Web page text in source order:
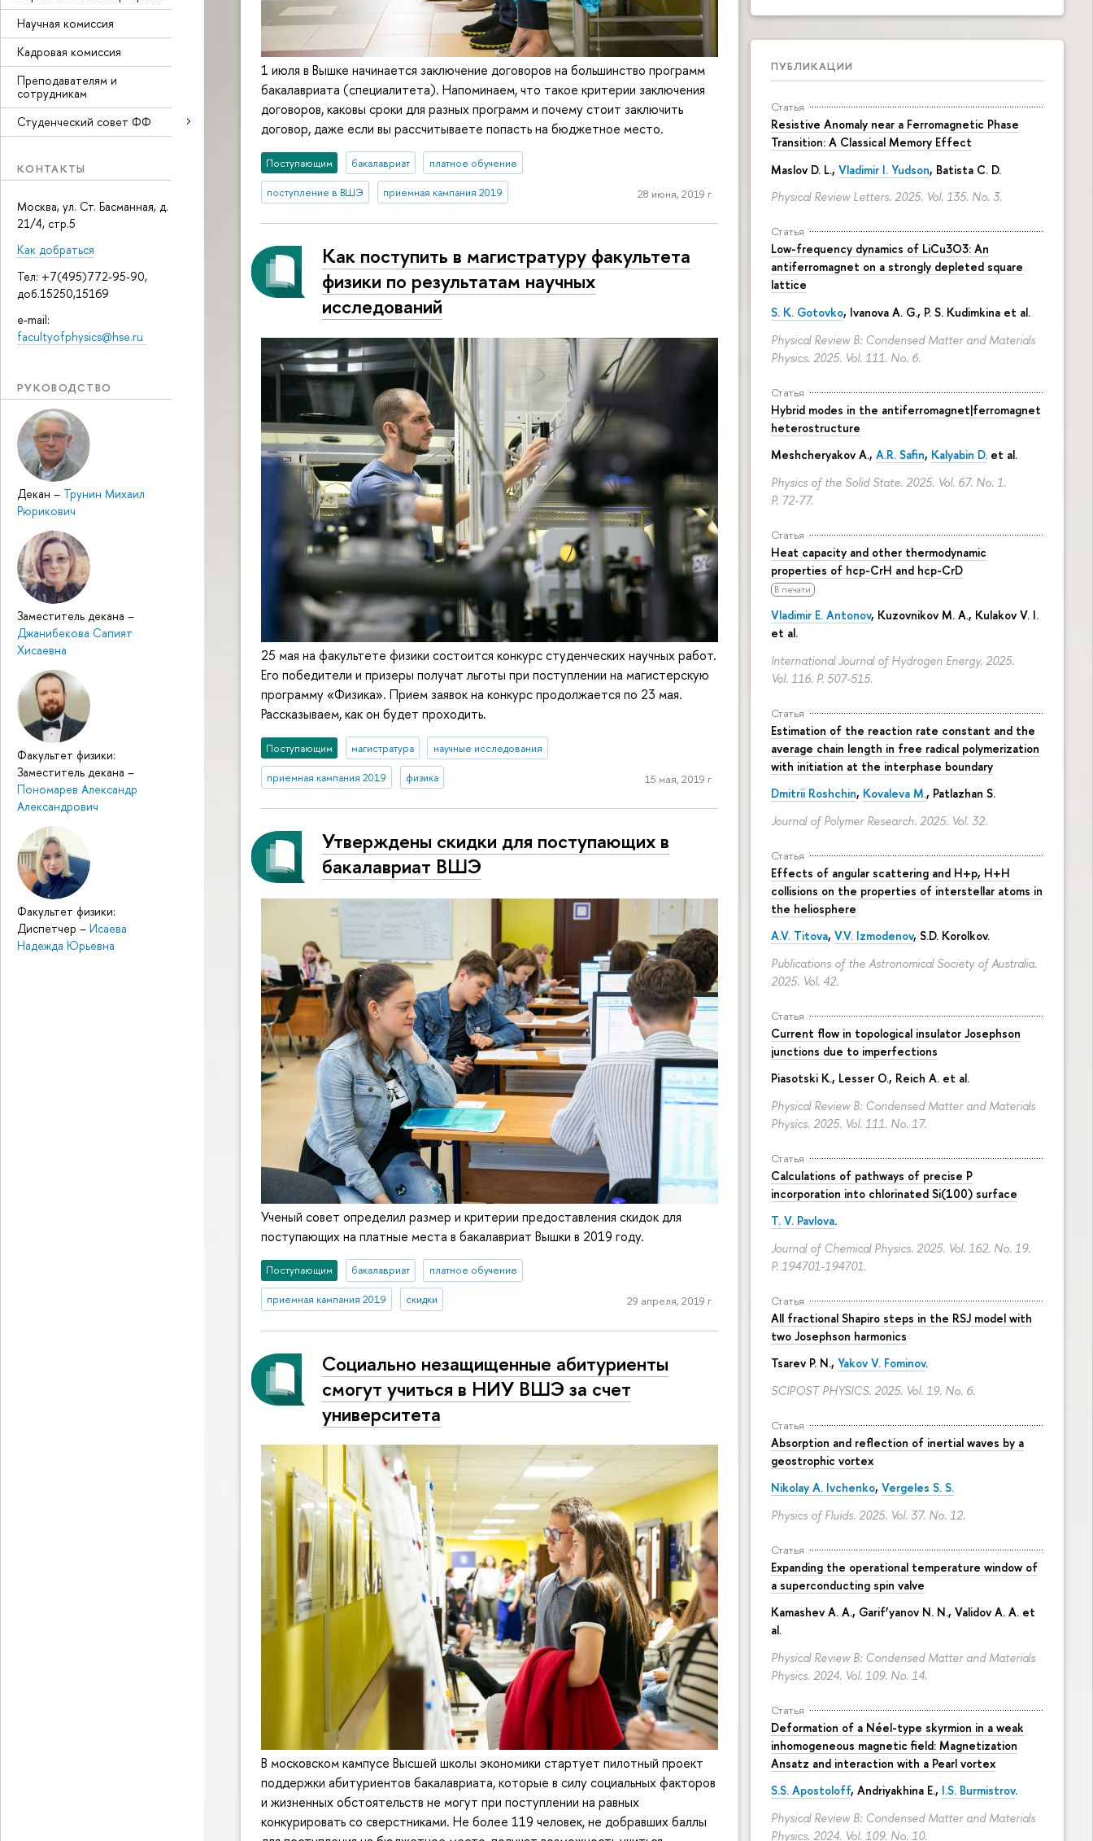
Научная комиссия
Кадровая комиссия
Преподавателям и
сотрудникам
Студенческий совет ФФ
КОНТАКТЫ
Москва, ул. Ст. Басманная, д.
21/4, стр.5
Как добраться
Тел: +7(495)772-95-90,
доб.15250,15169
e-mail:
facultyofphysics@hse.ru
РУКОВОДСТВО
Декан – Трунин Михаил
Рюрикович
Заместитель декана –
Джанибекова Сапият
Хисаевна
Факультет физики:
Заместитель декана –
Пономарев Александр
Александрович
Факультет физики:
Диспетчер – Исаева
Надежда Юрьевна
ПУБЛИКАЦИИ
Статья
Resistive Anomaly near a Ferromagnetic Phase
Transition: A Classical Memory Effect
Maslov D. L., Vladimir I. Yudson, Batista C. D.
Physical Review Letters. 2025. Vol. 135. No. 3.
Статья
Low-frequency dynamics of LiCu3⁢O3: An
antiferromagnet on a strongly depleted square
lattice
S. K. Gotovko, Ivanova A. G., P. S. Kudimkina et al.
Physical Review B: Condensed Matter and Materials
Physics. 2025. Vol. 111. No. 6.
Статья
Hybrid modes in the antiferromagnet|ferromagnet
heterostructure
Meshcheryakov A., A.R. Safin, Kalyabin D. et al.
Physics of the Solid State. 2025. Vol. 67. No. 1.
P. 72-77.
Статья
Heat capacity and other thermodynamic
properties of hcp-CrH and hcp-CrD
В печати
Vladimir E. Antonov, Kuzovnikov M. A., Kulakov V. I.
et al.
International Journal of Hydrogen Energy. 2025.
Vol. 116. P. 507-515.
Статья
Estimation of the reaction rate constant and the
average chain length in free radical polymerization
with initiation at the interphase boundary
Dmitrii Roshchin, Kovaleva M., Patlazhan S.
Journal of Polymer Research. 2025. Vol. 32.
Статья
Effects of angular scattering and H+p, H+H
collisions on the properties of interstellar atoms in
the heliosphere
A.V. Titova, V.V. Izmodenov, S.D. Korolkov.
Publications of the Astronomical Society of Australia.
2025. Vol. 42.
Статья
Current flow in topological insulator Josephson
junctions due to imperfections
Piasotski K., Lesser O., Reich A. et al.
Physical Review B: Condensed Matter and Materials
Physics. 2025. Vol. 111. No. 17.
Статья
Calculations of pathways of precise P
incorporation into chlorinated Si(100) surface
T. V. Pavlova.
Journal of Chemical Physics. 2025. Vol. 162. No. 19.
P. 194701-194701.
Статья
All fractional Shapiro steps in the RSJ model with
two Josephson harmonics
Tsarev P. N., Yakov V. Fominov.
SCIPOST PHYSICS. 2025. Vol. 19. No. 6.
Статья
Absorption and reflection of inertial waves by a
geostrophic vortex
Nikolay A. Ivchenko, Vergeles S. S.
Physics of Fluids. 2025. Vol. 37. No. 12.
Статья
Expanding the operational temperature window of
a superconducting spin valve
Kamashev A. A., Garif’yanov N. N., Validov A. A. et
al.
Physical Review B: Condensed Matter and Materials
Physics. 2024. Vol. 109. No. 14.
Статья
Deformation of a Néel-type skyrmion in a weak
inhomogeneous magnetic field: Magnetization
Ansatz and interaction with a Pearl vortex
S.S. Apostoloff, Andriyakhina E., I.S. Burmistrov.
Physical Review B: Condensed Matter and Materials
Physics. 2024. Vol. 109. No. 10.
1 июля в Вышке начинается заключение договоров на большинство программ
бакалавриата (специалитета). Напоминаем, что такое критерии заключения
договоров, каковы сроки для разных программ и почему стоит заключить
договор, даже если вы рассчитываете попасть на бюджетное место.
Поступающим бакалавриат платное обучение
поступление в ВШЭ приемная кампания 2019 28 июня, 2019 г.
Как поступить в магистратуру факультета
физики по результатам научных
исследований
25 мая на факультете физики состоится конкурс студенческих научных работ.
Его победители и призеры получат льготы при поступлении на магистерскую
программу «Физика». Прием заявок на конкурс продолжается по 23 мая.
Рассказываем, как он будет проходить.
Поступающим магистратура научные исследования
приемная кампания 2019 физика 15 мая, 2019 г.
Утверждены скидки для поступающих в
бакалавриат ВШЭ
Ученый совет определил размер и критерии предоставления скидок для
поступающих на платные места в бакалавриат Вышки в 2019 году.
Поступающим бакалавриат платное обучение
приемная кампания 2019 скидки 29 апреля, 2019 г.
Социально незащищенные абитуриенты
смогут учиться в НИУ ВШЭ за счет
университета
В московском кампусе Высшей школы экономики стартует пилотный проект
поддержки абитуриентов бакалавриата, которые в силу социальных факторов
и жизненных обстоятельств не могут при поступлении на равных
конкурировать со сверстниками. Не более 119 человек, не добравших баллы